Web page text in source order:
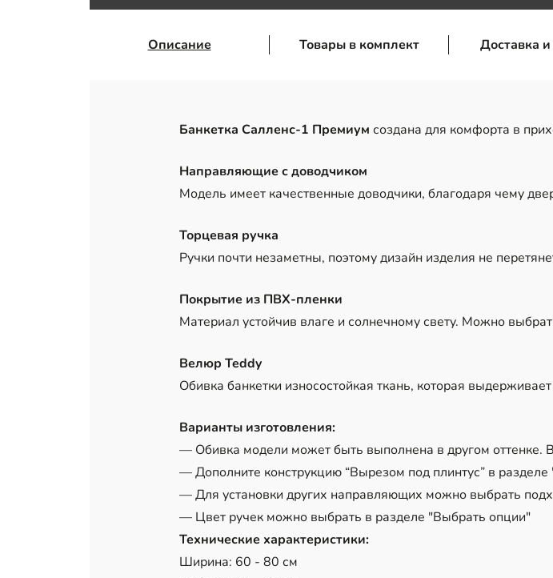
Описание Товары в комплект Доставка и
Банкетка Салленс-1 Премиум создана для комфорта в
Направляющие с доводчиком
Модель имеет качественные доводчики, благодаря чему
Торцевая ручка
Ручки почти незаметны, поэтому дизайн изделия не
Покрытие из ПВХ-пленки
Материал устойчив влаге и солнечному свету. Можно
Велюр Teddy
Обивка банкетки износостойкая ткань, которая
Варианты изготовления:
— Обивка модели может быть выполнена в другом оттенке.
— Дополните конструкцию “Вырезом под плинтус” в
— Для установки других направляющих можно выбрать
— Цвет ручек можно выбрать в разделе "Выбрать опции"
Технические характеристики:
Ширина: 60 - 80 см